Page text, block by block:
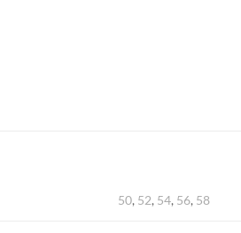
50, 52, 54, 56, 58